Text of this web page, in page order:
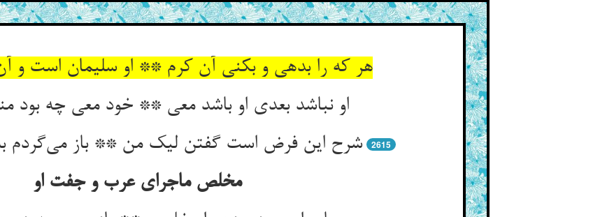
هر که را بدهی و بکنی آن کرم ** او سلیمان است و آن کس هم منم‌‌
او نباشد بعدی او باشد معی ** خود معی چه بود منم بی‌‌مدعی‌‌
2615
مخلص ماجرای عرب و جفت او